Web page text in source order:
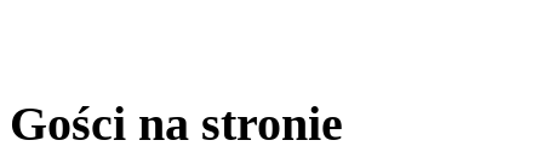
Gości na stronie